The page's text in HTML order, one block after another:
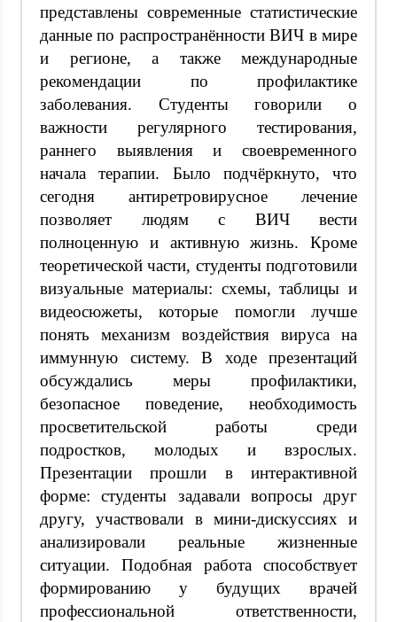
представлены современные статистические
данные по распространённости ВИЧ в мире
и регионе, а также международные
рекомендации по профилактике
заболевания. Студенты говорили о
важности регулярного тестирования,
раннего выявления и своевременного
начала терапии. Было подчёркнуто, что
сегодня антиретровирусное лечение
позволяет людям с ВИЧ вести
полноценную и активную жизнь. Кроме
теоретической части, студенты подготовили
визуальные материалы: схемы, таблицы и
видеосюжеты, которые помогли лучше
понять механизм воздействия вируса на
иммунную систему. В ходе презентаций
обсуждались меры профилактики,
безопасное поведение, необходимость
просветительской работы среди
подростков, молодых и взрослых.
Презентации прошли в интерактивной
форме: студенты задавали вопросы друг
другу, участвовали в мини-дискуссиях и
анализировали реальные жизненные
ситуации. Подобная работа способствует
формированию у будущих врачей
профессиональной ответственности,